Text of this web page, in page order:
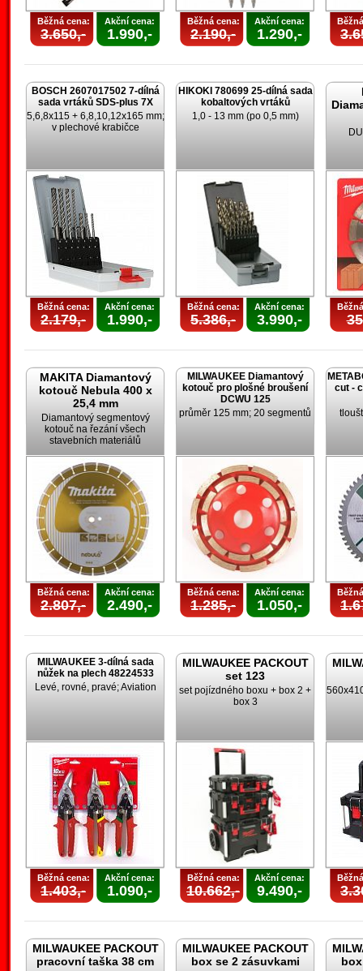
Běžná cena:
3.650,-
Akční cena:
1.990,-
Běžná cena:
2.190,-
Akční cena:
1.290,-
BOSCH 2607017502 7-dílná
sada vrtáků SDS-plus 7X
5,6,8x115 + 6,8,10,12x165 mm;
v plechové krabičce
Běžná cena:
2.179,-
Akční cena:
1.990,-
HIKOKI 780699 25-dílná sada
kobaltových vrtáků
1,0 - 13 mm (po 0,5 mm)
Běžná cena:
5.386,-
Akční cena:
3.990,-
MAKITA Diamantový
kotouč Nebula 400 x
25,4 mm
Diamantový segmentový
kotouč na řezání všech
stavebních materiálů
Běžná cena:
2.807,-
Akční cena:
2.490,-
MILWAUKEE Diamantový
kotouč pro plošné broušení
DCWU 125
průměr 125 mm; 20 segmentů
Běžná cena:
1.285,-
Akční cena:
1.050,-
cut -
MILWAUKEE 3-dílná sada
nůžek na plech 48224533
Levé, rovné, pravé; Aviation
Běžná cena:
1.403,-
Akční cena:
1.090,-
MILWAUKEE PACKOUT
set 123
set pojízdného boxu + box 2 +
box 3
Běžná cena:
10.662,-
Akční cena:
9.490,-
MILWAUKEE PACKOUT
pracovní taška 38 cm
MILWAUKEE PACKOUT
box se 2 zásuvkami